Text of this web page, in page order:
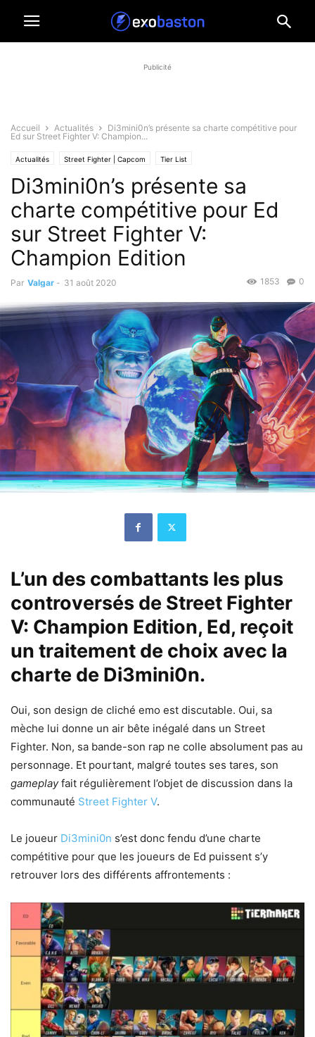
Publicité
Accueil Actualités
Di3mini0n’s présente sa charte compétitive pour
Ed sur Street Fighter V: Champion...
Actualités Street Fighter | Capcom Tier List
Di3mini0n’s présente sa
charte compétitive pour Ed
sur Street Fighter V:
Champion Edition
Par Valgar - 31 août 2020 0
1853
L’un des combattants les plus
controversés de Street Fighter
V: Champion Edition, Ed, reçoit
un traitement de choix avec la
charte de Di3mini0n.
Oui, son design de cliché emo est discutable. Oui, sa
mèche lui donne un air bête inégalé dans un Street
Fighter. Non, sa bande-son rap ne colle absolument pas au
personnage. Et pourtant, malgré toutes ses tares, son
gameplayfait régulièrement l’objet de discussion dans la
communauté Street Fighter V.
Le joueur Di3mini0n s’est donc fendu d’une charte
compétitive pour que les joueurs de Ed puissent s’y
retrouver lors des différents affrontements :